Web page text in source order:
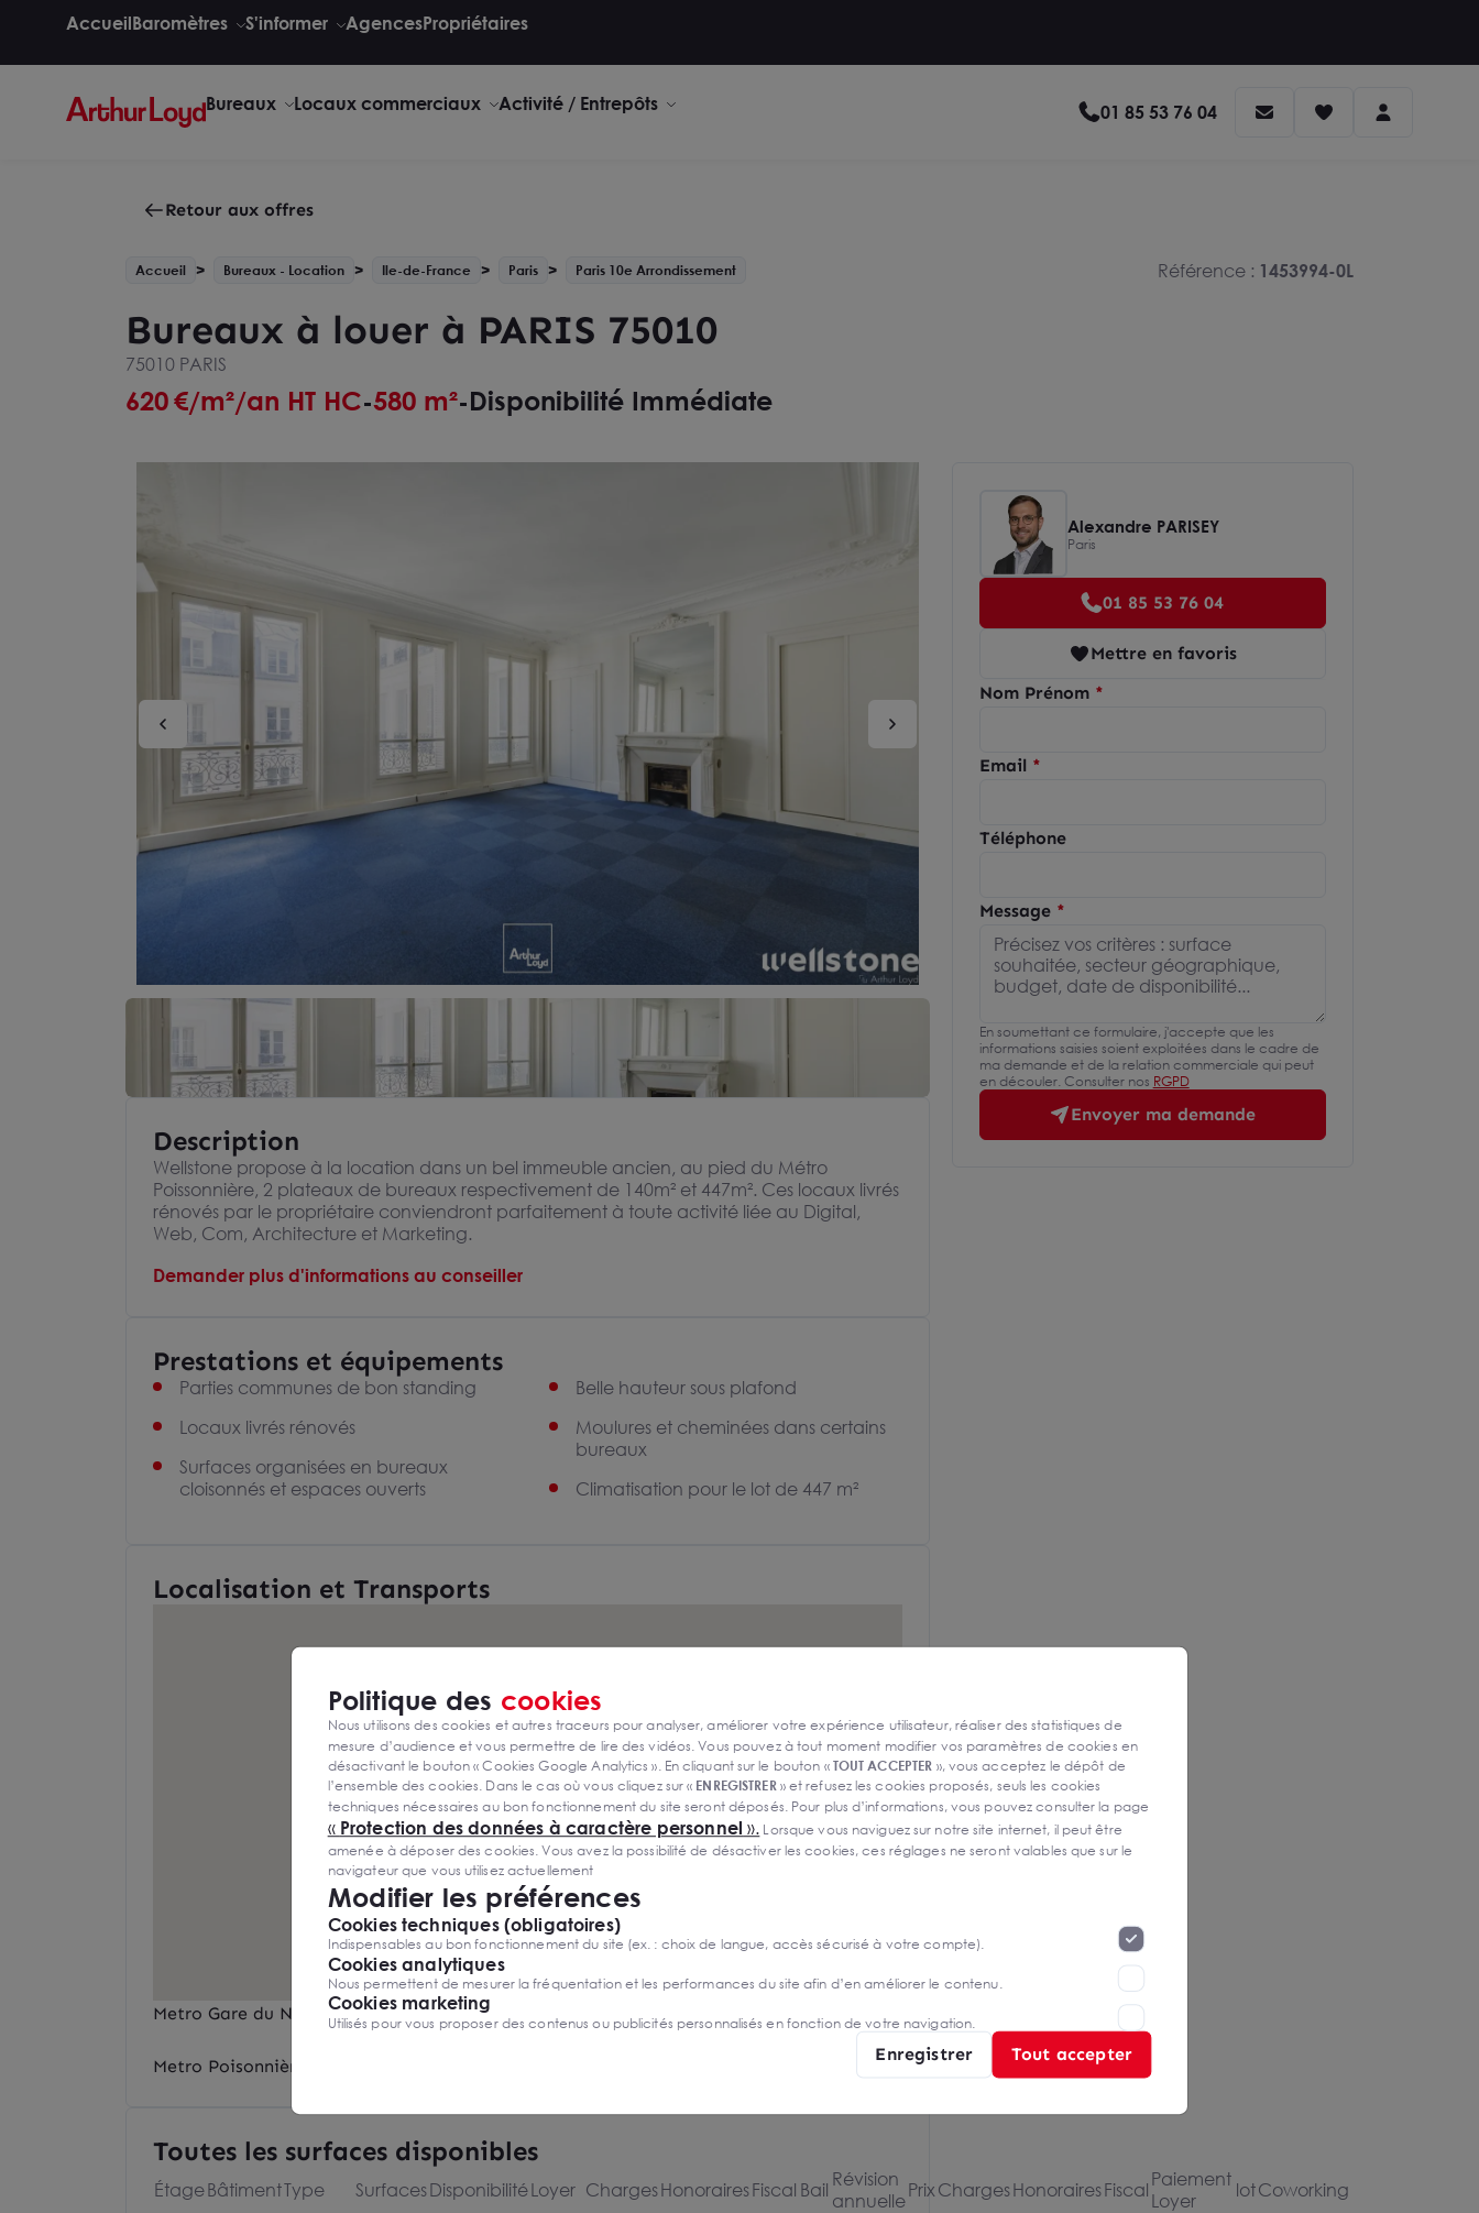
AccueilBaromètres S'informer AgencesPropriétaires
Bureaux Locaux commerciaux Activité / Entrepôts 01 85 53 76 04
Retour aux offres
Accueil Bureaux - Location Ile-de-France Paris Paris 10e Arrondissement Référence : 1453994-0L
Bureaux à louer à PARIS 75010
75010 PARIS
620€/m²/an HT HC-580 m²-Disponibilité Immédiate
Description
Wellstone propose à la location dans un bel immeuble ancien, au pied du Métro
Poissonnière, 2 plateaux de bureaux respectivement de 140m² et 447m². Ces locaux livrés
rénovés par le propriétaire conviendront parfaitement à toute activité liée au Digital,
Web, Com, Architecture et Marketing.
Demander plus d'informations au conseiller
Prestations et équipements
Parties communes de bon standing
Locaux livrés rénovés
Surfaces organisées en bureaux
cloisonnés et espaces ouverts
Belle hauteur sous plafond
Moulures et cheminées dans certains
bureaux
Climatisation pour le lot de 447 m²
Localisation et Transports
Metro Gare du Nord (B, 5, 4)
Metro Poisonnière (7)
Toutes les surfaces disponibles
ÉtageBâtimentType SurfacesDisponibilitéLoyer ChargesHonorairesFiscal Bail Révision
annuellePrixChargesHonorairesFiscal Paiement
Loyer
lotCoworking
Alexandre PARISEY
Paris
01 85 53 76 04
Mettre en favoris
Nom Prénom
Email
Téléphone
Message
En soumettant ce formulaire, j'accepte que les
informations saisies soient exploitées dans le cadre de
ma demande et de la relation commerciale qui peut
en découler. Consulter nos RGPD
Envoyer ma demande
Politique des cookies
Nous utilisons des cookies et autres traceurs pour analyser, améliorer votre expérience utilisateur, réaliser des statistiques de
mesure d’audience et vous permettre de lire des vidéos. Vous pouvez à tout moment modifier vos paramètres de cookies en
désactivant le bouton « Cookies Google Analytics ». En cliquant sur le bouton «TOUT ACCEPTER », vous acceptez le dépôt de
l’ensemble des cookies. Dans le cas où vous cliquez sur « ENREGISTRER» et refusez les cookies proposés, seuls les cookies
techniques nécessaires au bon fonctionnement du site seront déposés. Pour plus d’informations, vous pouvez consulter la page
« Protection des données à caractère personnel ». Lorsque vous naviguez sur notre site internet, il peut être
amenée à déposer des cookies. Vous avez la possibilité de désactiver les cookies, ces réglages ne seront valables que sur le
navigateur que vous utilisez actuellement
Modifier les préférences
Cookies techniques (obligatoires)
Indispensables au bon fonctionnement du site (ex. : choix de langue, accès sécurisé à votre compte).
Cookies analytiques
Nous permettent de mesurer la fréquentation et les performances du site afin d’en améliorer le contenu.
Cookies marketing
Utilisés pour vous proposer des contenus ou publicités personnalisés en fonction de votre navigation.
Enregistrer Tout accepter